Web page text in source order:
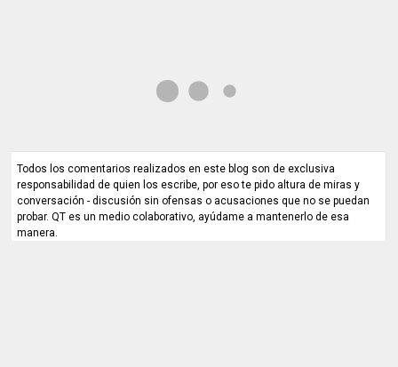
Todos los comentarios realizados en este blog son de exclusiva
responsabilidad de quien los escribe, por eso te pido altura de miras y
conversación - discusión sin ofensas o acusaciones que no se puedan
probar. QT es un medio colaborativo, ayúdame a mantenerlo de esa
manera.